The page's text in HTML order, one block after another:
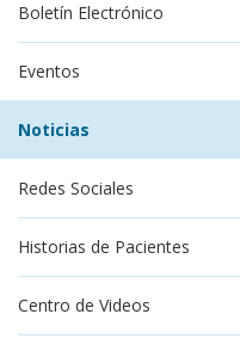
Boletín Electrónico
Eventos
Noticias
Redes Sociales
Historias de Pacientes
Centro de Videos